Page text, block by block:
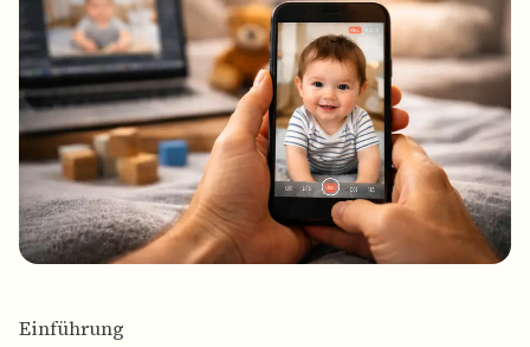
Einführung